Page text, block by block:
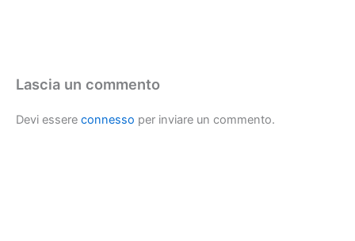
Lascia un commento
Devi essere connesso per inviare un commento.